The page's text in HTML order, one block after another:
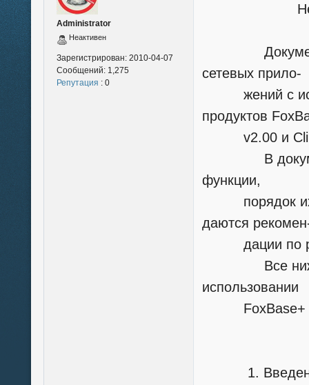
Administrator
Неактивен
Зарегистрирован: 2010-04-07
Сообщений: 1,275
Репутация : 0
Документ
сетевых прило-
жений с
продуктов
v2.00 и
В
функции,
порядок их
даются
дации по
Все
использовании
FoxBase+
1. Введение